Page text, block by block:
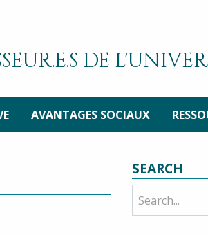
DE
AVANTAGES SOCIAUX
SEARCH